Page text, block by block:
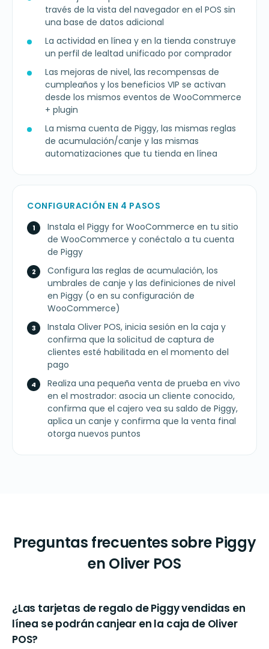
través de la vista del navegador en el POS sin
una base de datos adicional
La actividad en línea y en la tienda construye
un perfil de lealtad unificado por comprador
Las mejoras de nivel, las recompensas de
cumpleaños y los beneficios VIP se activan
desde los mismos eventos de WooCommerce
+ plugin
La misma cuenta de Piggy, las mismas reglas
de acumulación/canje y las mismas
automatizaciones que tu tienda en línea
CONFIGURACIÓN EN 4 PASOS
Instala el Piggy for WooCommerce en tu sitio
de WooCommerce y conéctalo a tu cuenta
de Piggy
Configura las reglas de acumulación, los
umbrales de canje y las definiciones de nivel
en Piggy (o en su configuración de
WooCommerce)
Instala Oliver POS, inicia sesión en la caja y
confirma que la solicitud de captura de
clientes esté habilitada en el momento del
pago
Realiza una pequeña venta de prueba en vivo
en el mostrador: asocia un cliente conocido,
confirma que el cajero vea su saldo de Piggy,
aplica un canje y confirma que la venta final
otorga nuevos puntos
Preguntas frecuentes sobre Piggy
en Oliver POS
¿Las tarjetas de regalo de Piggy vendidas en
línea se podrán canjear en la caja de Oliver
POS?